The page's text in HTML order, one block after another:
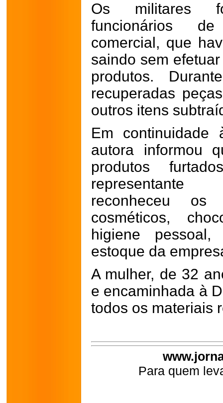
Os militares
funcionários
comercial, que
saindo sem
produtos.
recuperadas
outros itens
Em continuidade
autora informou
produtos
representante
reconheceu
cosméticos,
higiene
estoque da
A mulher, de 32
e encaminhada à
todos os materiais
Para quem